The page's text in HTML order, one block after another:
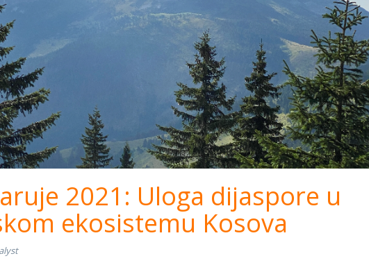
2021: Uloga dijaspore u
ekosistemu Kosova